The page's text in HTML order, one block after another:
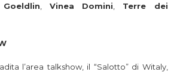
Goeldlin Vinea Domini
Terre dei
l’area talkshow, il “Salotto” di Witaly,